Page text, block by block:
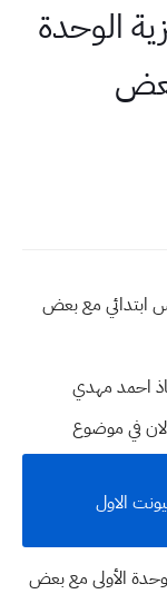
الوحدة
ابتدائي مع بعض
احمد مهدي
في موضوع
الاول
الأولى مع بعض